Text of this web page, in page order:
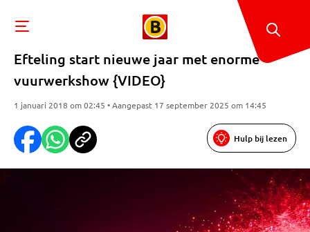
Efteling start nieuwe jaar met enorme
vuurwerkshow {VIDEO}
1 januari 2018 om 02:45 • Aangepast 17 september 2025 om 14:45
Hulp bij lezen